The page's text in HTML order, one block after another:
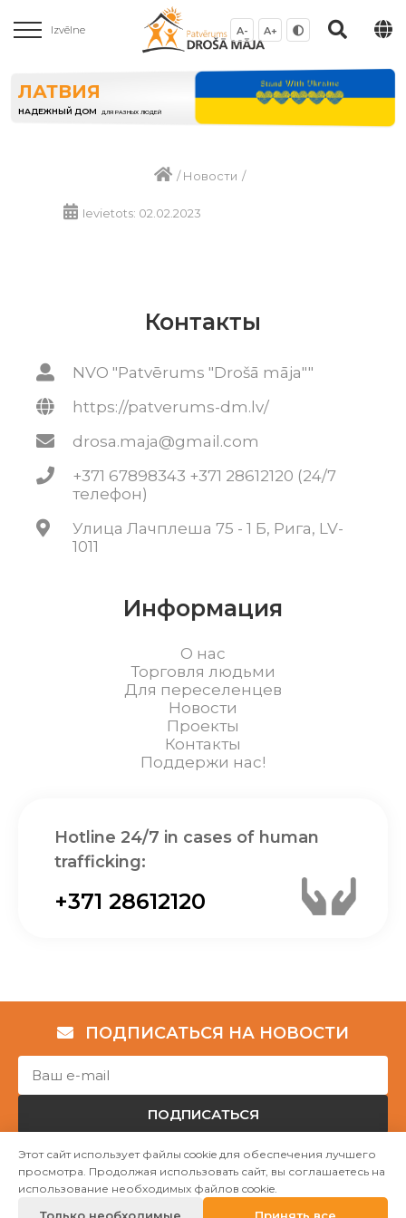
Izvēlne A- A+
ЛАТВИЯ
НАДЕЖНЫЙ ДОМ ДЛЯ РАЗНЫХ ЛЮДЕЙ
/Новости /
Ievietots: 02.02.2023
Контакты
NVO "Patvērums "Drošā māja""
https://patverums-dm.lv/
drosa.maja@gmail.com
+371 67898343 +371 28612120 (24/7
телефон)
Улица Лачплеша 75 - 1 Б, Рига, LV-
1011
Информация
О нас
Торговля людьми
Для переселенцев
Новости
Проекты
Контакты
Поддержи нас!
Hotline 24/7 in cases of human
trafficking:
+371 28612120
ПОДПИСАТЬСЯ НА НОВОСТИ
ПОДПИСАТЬСЯ
Авторские права © НГО „Убежище "Надёжный дом""
Этот сайт использует файлы cookie для обеспечения лучшего
просмотра. Продолжая использовать сайт, вы соглашаетесь на
использование необходимых файлов cookie.